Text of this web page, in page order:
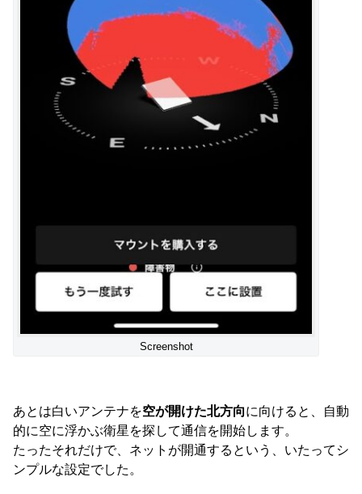
Screenshot
あとは白いアンテナを空が開けた北方向に向けると、自動
的に空に浮かぶ衛星を探して通信を開始します。
たったそれだけで、ネットが開通するという、いたってシ
ンプルな設定でした。